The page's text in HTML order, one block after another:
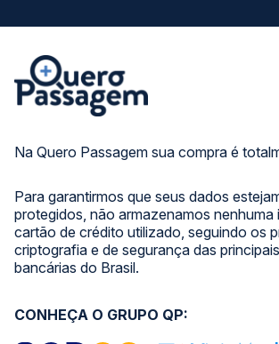
Na Quero Passagem sua compra é
Para garantirmos que seus dados
protegidos, não armazenamos
cartão de crédito utilizado, seguindo os
criptografia e de segurança das
bancárias do Brasil.
CONHEÇA O GRUPO QP: